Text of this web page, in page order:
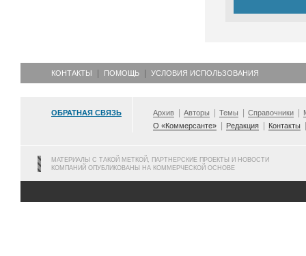
КОНТАКТЫ ПОМОЩЬ УСЛОВИЯ ИСПОЛЬЗОВАНИЯ
ОБРАТНАЯ СВЯЗЬ Архив Авторы Темы Справочники
О «Коммерсанте»
Редакция Контакты
МАТЕРИАЛЫ С ТАКОЙ МЕТКОЙ, ПАРТНЕРСКИЕ ПРОЕКТЫ И НОВОСТИ
КОМПАНИЙ ОПУБЛИКОВАНЫ НА КОММЕРЧЕСКОЙ ОСНОВЕ